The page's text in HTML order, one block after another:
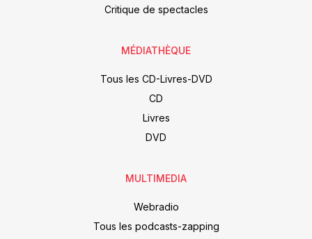
Critique de spectacles
MÉDIATHÈQUE
Tous les CD-Livres-DVD
CD
Livres
DVD
MULTIMEDIA
Webradio
Tous les podcasts-zapping